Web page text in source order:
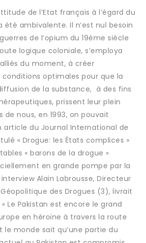
de l’Etat français à l’égard du
ambivalente. Il n’est nul besoin
de l’opium du 19ème siècle
logique coloniale, s’employa
du moment, à créer
optimales pour que la
de la substance, à des fins
prissent leur plein
de nous, en 1993, on pouvait
article du Journal International de
« Drogue: les États complices »
« barons de la drogue »
en grande pompe par la
Alain Labrousse, Directeur
des Drogues (3), livrait
Le Pakistan est encore le grand
en héroïne à travers la route
le monde sait qu’une partie du